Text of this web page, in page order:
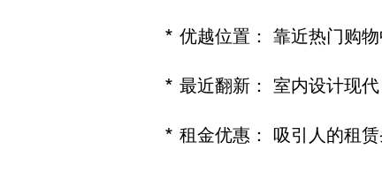
* 优越位置： 靠近热门购物
* 最近翻新： 室内设计现代
* 租金优惠： 吸引人的租赁